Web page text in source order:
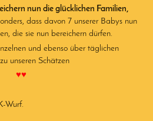
nun die glücklichen Familien,
dass davon 7 unserer Babys nun
die sie nun bereichern dürfen.
und ebenso über täglichen
unseren Schätzen
♥♥
Wurf.